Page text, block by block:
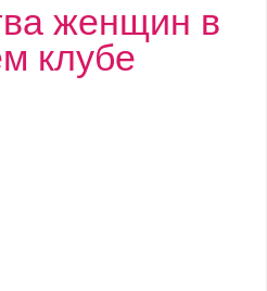
женщин в
клубе